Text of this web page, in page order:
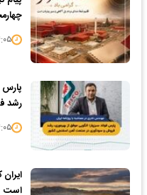
۱۴:۰۵ - ۱۷
پارس
رشد
۱۴:۰۵ - ۱۷
است